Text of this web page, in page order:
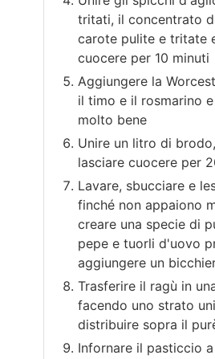
tritati, il concentrato
carote pulite e tritate
cuocere per 10 minuti
Aggiungere la
il timo e il rosmarino
molto bene
Unire un litro di
lasciare cuocere per
Lavare, sbucciare e
finché non appaiono
creare una specie di
pepe e tuorli d'uovo
aggiungere un
Trasferire il ragù in
facendo uno strato
distribuire sopra il
Infornare il pasticcio